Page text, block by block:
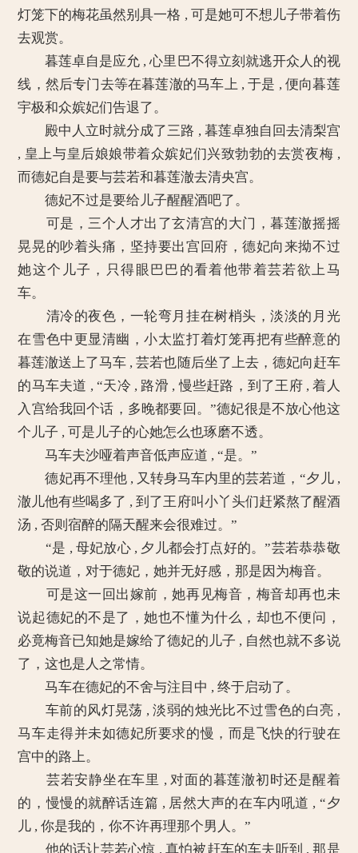
灯笼下的梅花虽然别具一格 , 可是她可不想儿子带着伤
去观赏。
暮莲卓自是应允 , 心里巴不得立刻就逃开众人的视
线，然后专门去等在暮莲澈的马车上 , 于是 , 便向暮莲
宇极和众嫔妃们告退了。
殿中人立时就分成了三路 , 暮莲卓独自回去清梨宫
, 皇上与皇后娘娘带着众嫔妃们兴致勃勃的去赏夜梅 ,
而德妃自是要与芸若和暮莲澈去清央宫。
德妃不过是要给儿子醒醒酒吧了。
可是，三个人才出了玄清宫的大门，暮莲澈摇摇
晃晃的吵着头痛，坚持要出宫回府，德妃向来拗不过
她这个儿子，只得眼巴巴的看着他带着芸若欲上马
车。
清冷的夜色，一轮弯月挂在树梢头，淡淡的月光
在雪色中更显清幽，小太监打着灯笼再把有些醉意的
暮莲澈送上了马车 , 芸若也随后坐了上去，德妃向赶车
的马车夫道 , “天冷 , 路滑 , 慢些赶路，到了王府 , 着人
入宫给我回个话，多晚都要回。”德妃很是不放心他这
个儿子 , 可是儿子的心她怎么也琢磨不透。
马车夫沙哑着声音低声应道 , “是。”
德妃再不理他 , 又转身马车内里的芸若道，“夕儿 ,
澈儿他有些喝多了 , 到了王府叫小丫头们赶紧熬了醒酒
汤 , 否则宿醉的隔天醒来会很难过。”
“是 , 母妃放心 , 夕儿都会打点好的。”芸若恭恭敬
敬的说道，对于德妃，她并无好感，那是因为梅音。
可是这一回出嫁前，她再见梅音，梅音却再也未
说起德妃的不是了，她也不懂为什么，却也不便问，
必竟梅音已知她是嫁给了德妃的儿子 , 自然也就不多说
了，这也是人之常情。
马车在德妃的不舍与注目中 , 终于启动了。
车前的风灯晃荡 , 淡弱的烛光比不过雪色的白亮 ,
马车走得并未如德妃所要求的慢，而是飞快的行驶在
宫中的路上。
芸若安静坐在车里 , 对面的暮莲澈初时还是醒着
的，慢慢的就醉话连篇 , 居然大声的在车内吼道 , “夕
儿 , 你是我的，你不许再理那个男人。”
他的话让芸若心惊 , 真怕被赶车的车夫听到 , 那是